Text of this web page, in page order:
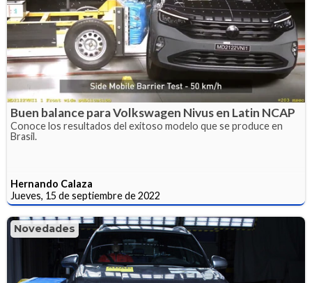
Buen balance para Volkswagen Nivus en Latin NCAP
Conoce los resultados del exitoso modelo que se produce en
Brasil.
Hernando Calaza
Jueves, 15 de septiembre de 2022
Novedades